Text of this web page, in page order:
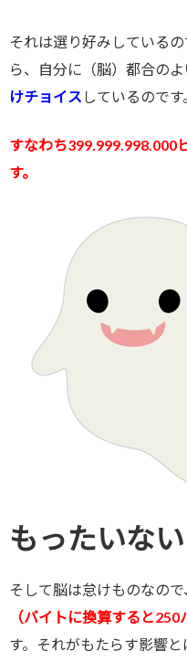
それは選り好みしている
ら、自分に（脳）都合の
けチョイス しているのです
すなわち399.999.998.000
す。
もったいない
そして脳は怠けものなの
（バイトに換算すると250
す。それがもたらす影響と